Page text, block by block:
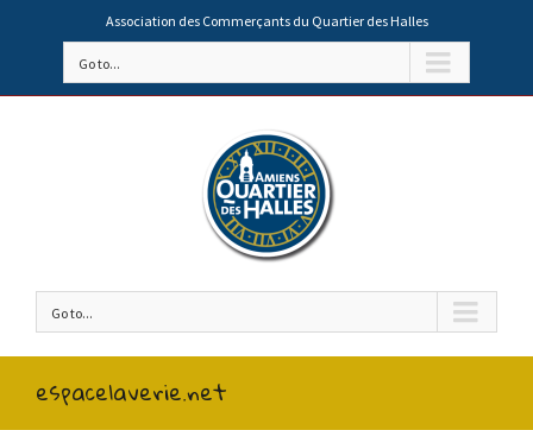
Association des Commerçants du Quartier des Halles
Go to...
Go to...
espacelaverie.net